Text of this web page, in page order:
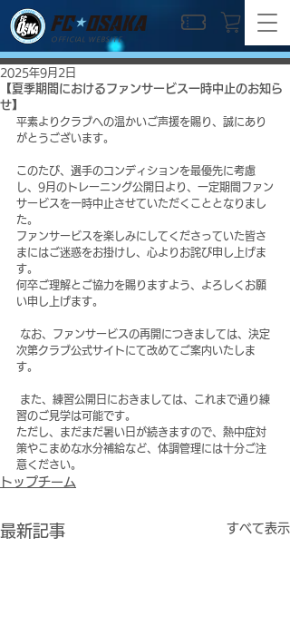
OFFICIAL WEBSITE
【夏季期間におけるファンサービス一時中止のお知ら
せ】
2025年9月2日
平素よりクラブへの温かいご声援を賜り、誠にあり
がとうございます。
このたび、選手のコンディションを最優先に考慮
し、9月のトレーニング公開日より、一定期間ファン
サービスを一時中止させていただくこととなりまし
た。
ファンサービスを楽しみにしてくださっていた皆さ
まにはご迷惑をお掛けし、心よりお詫び申し上げま
す。
何卒ご理解とご協力を賜りますよう、よろしくお願
い申し上げます。
次第クラブ公式サイトにて改めてご案内いたしま
す。
習のご見学は可能です。
ただし、まだまだ暑い日が続きますので、熱中症対
策やこまめな水分補給など、体調管理には十分ご注
意ください。
トップチーム
最新記事 すべて表示